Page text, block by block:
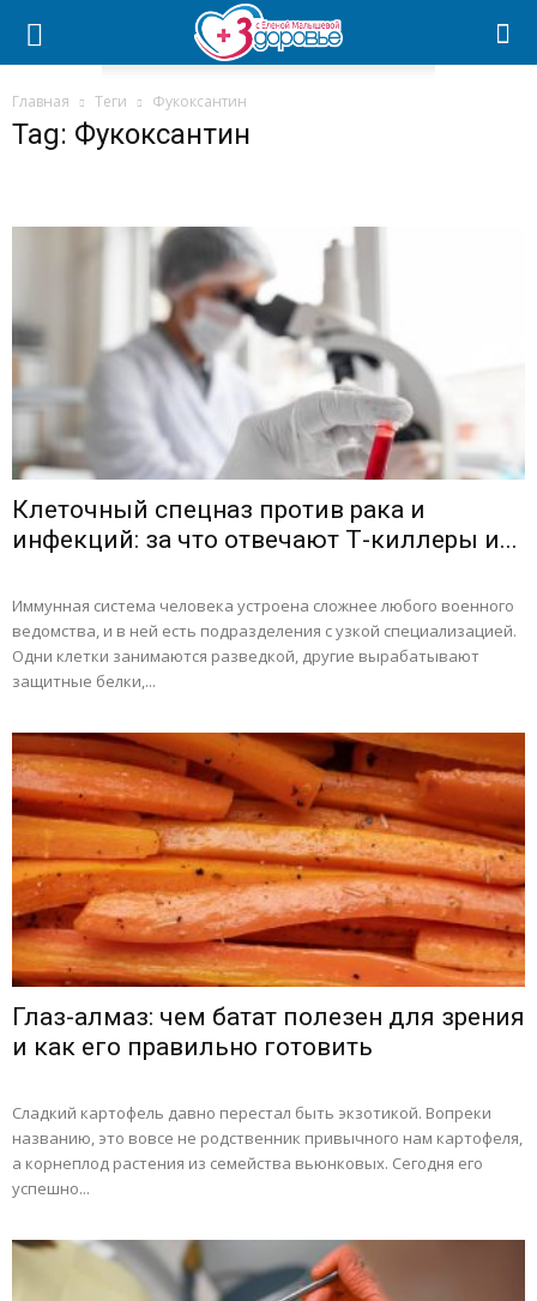
Главная Теги Фукоксантин
Tag: Фукоксантин
Клеточный спецназ против рака и
инфекций: за что отвечают Т-киллеры и...
Иммунная система человека устроена сложнее любого военного
ведомства, и в ней есть подразделения с узкой специализацией.
Одни клетки занимаются разведкой, другие вырабатывают
защитные белки,...
Глаз-алмаз: чем батат полезен для зрения
и как его правильно готовить
Сладкий картофель давно перестал быть экзотикой. Вопреки
названию, это вовсе не родственник привычного нам картофеля,
а корнеплод растения из семейства вьюнковых. Сегодня его
успешно...